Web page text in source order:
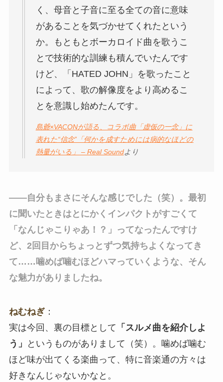
く、母音と子音に至る全ての音に意味
があることを気づかせてくれたという
か。もともとボーカロイド曲を歌うこ
とで技術的な訓練も積んでいたんです
けど、「HATED JOHN」を歌ったこと
によって、歌の解像度をより高めるこ
とを意識し始めたんです。
島爺×VACONが語る、コラボ曲「虚仮の一念」に
表れた“信念”「何かを成すためには病的なほどの
熱量がいる」 – Real Soundより
――自分もまさにそんな感じでした（笑）。最初
に聞いたときはとにかくインパクトがすごくて
「なんじゃこりゃあ！？」ってなったんですけ
ど、2回目からちょっとずつ気持ちよくなってき
て……噛めば噛むほどハマっていくような、そん
な魅力がありましたね。
ねむねぎ：
実は今回、裏の目標として 「スルメ曲を紹介しよ
う」
というものがありまして（笑）。噛めば噛む
ほど味が出てくる楽曲って、特に音楽通の方々は
好きなんじゃないかなと。